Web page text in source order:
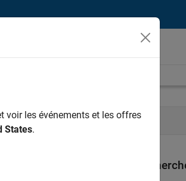
Services administratifs
à vos critères de
voir les événements et les offres
States.